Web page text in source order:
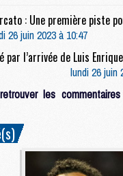
: Une première piste
26 juin 2023 à 10:47
lundi 26 juin
les